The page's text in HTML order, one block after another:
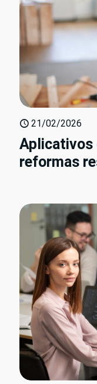
21/02/2026
Aplicativos
reformas